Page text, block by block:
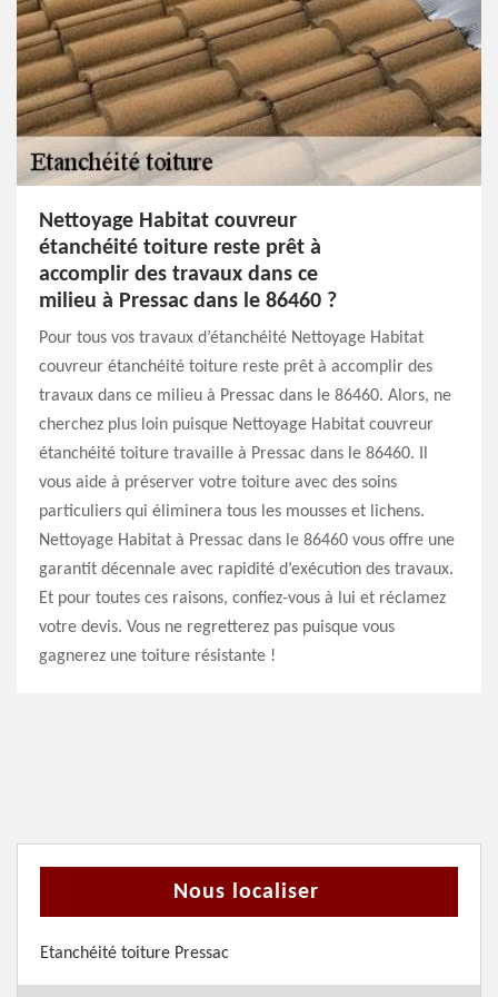
Nettoyage Habitat couvreur
étanchéité toiture reste prêt à
accomplir des travaux dans ce
milieu à Pressac dans le 86460 ?
Pour tous vos travaux d’étanchéité Nettoyage Habitat
couvreur étanchéité toiture reste prêt à accomplir des
travaux dans ce milieu à Pressac dans le 86460. Alors, ne
cherchez plus loin puisque Nettoyage Habitat couvreur
étanchéité toiture travaille à Pressac dans le 86460. Il
vous aide à préserver votre toiture avec des soins
particuliers qui éliminera tous les mousses et lichens.
Nettoyage Habitat à Pressac dans le 86460 vous offre une
garantit décennale avec rapidité d’exécution des travaux.
Et pour toutes ces raisons, confiez-vous à lui et réclamez
votre devis. Vous ne regretterez pas puisque vous
gagnerez une toiture résistante !
Nous localiser
Etanchéité toiture Pressac